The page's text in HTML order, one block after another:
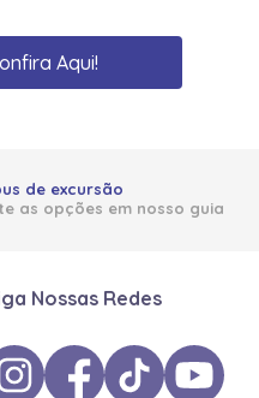
Aqui!
de excursão
as opções em nosso guia
Nossas Redes